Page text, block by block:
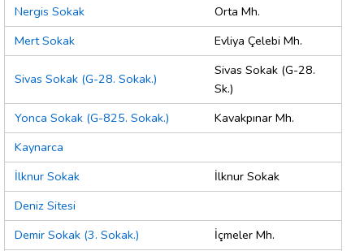
Nergis Sokak
Orta Mh.
Mert Sokak
Evliya Çelebi Mh.
Sivas Sokak (G-28. Sokak.)
Sivas Sokak (G-28.
Sk.)
Yonca Sokak (G-825. Sokak.)
Kavakpınar Mh.
Kaynarca
İlknur Sokak
İlknur Sokak
Deniz Sitesi
Demir Sokak (3. Sokak.)
İçmeler Mh.